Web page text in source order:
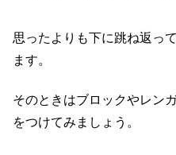
思ったよりも下に跳ね返っ
ます。
そのときはブロックやレン
をつけてみましょう。